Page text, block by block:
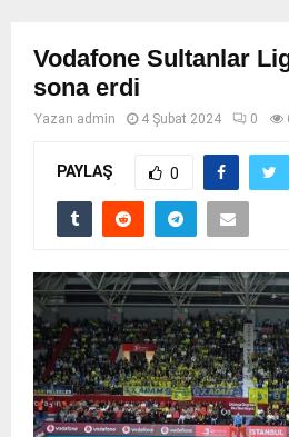
Vodafone Sultanlar
sona erdi
Yazan admin 4 Şubat 2024 0
PAYLAŞ 0